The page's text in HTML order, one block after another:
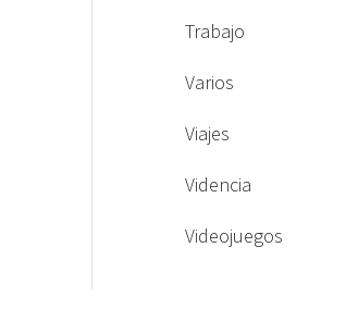
Trabajo
Varios
Viajes
Videncia
Videojuegos